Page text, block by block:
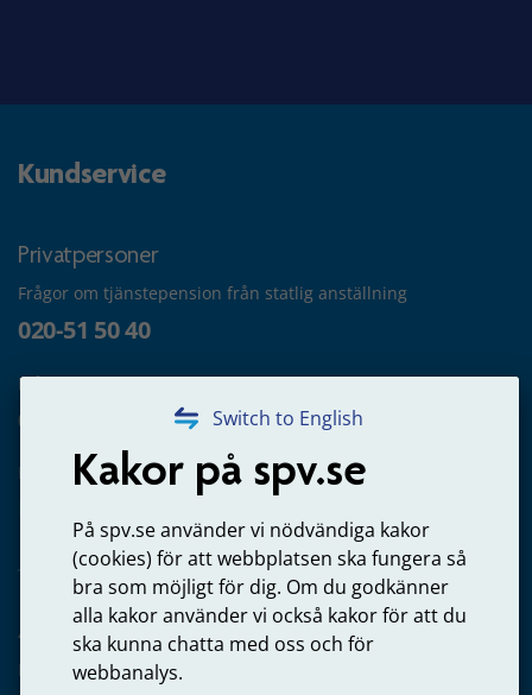
Switch to English
Kakor på spv.se
På spv.se använder vi nödvändiga kakor
(cookies) för att webbplatsen ska fungera så
bra som möjligt för dig. Om du godkänner
alla kakor använder vi också kakor för att du
ska kunna chatta med oss och för
webbanalys.
Kundservice
Privatpersoner
Frågor om tjänstepension från statlig anställning
020-51 50 40
Frågor om utbetalning
020-65 00 65
Kontakta oss
Arbetsgivare
Frågor om administration av tjänstepension från statlig